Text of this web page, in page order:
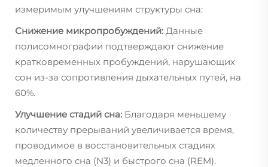
измеримым улучшениям структуры сна:
Снижение микропробуждений: Данные
полисомнографии подтверждают снижение
кратковременных пробуждений, нарушающих
сон из-за сопротивления дыхательных путей, на
60%.
Улучшение стадий сна: Благодаря меньшему
количеству прерываний увеличивается время,
проводимое в восстановительных стадиях
медленного сна (N3) и быстрого сна (REM).